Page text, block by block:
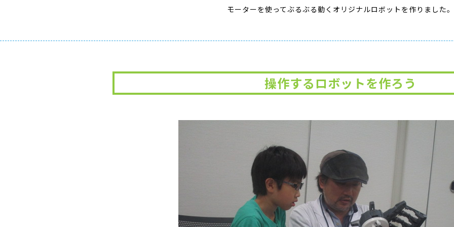
モーターを使ってぶるぶる動くオリジナルロボットを作りました。
操作するロボットを作ろう